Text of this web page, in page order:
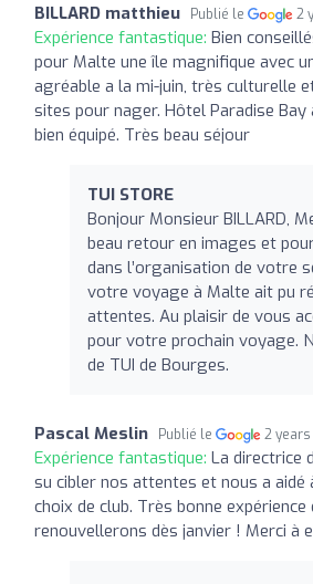
BILLARD matthieu Publié le 2
Expérience fantastique: Bien
pour Malte une île magnifique avec
agréable a la mi-juin, très culturelle
sites pour nager. Hôtel Paradise
bien équipé. Très beau séjour
TUI STORE
Bonjour Monsieur BILLARD,
beau retour en images et
dans l’organisation de votre
votre voyage à Malte ait pu
attentes. Au plaisir de vous
pour votre prochain voyage.
de TUI de Bourges.
Pascal Meslin Publié le 2 years
Expérience fantastique: La directrice
su cibler nos attentes et nous a aidé
choix de club. Très bonne expérience
renouvellerons dès janvier ! Merci à